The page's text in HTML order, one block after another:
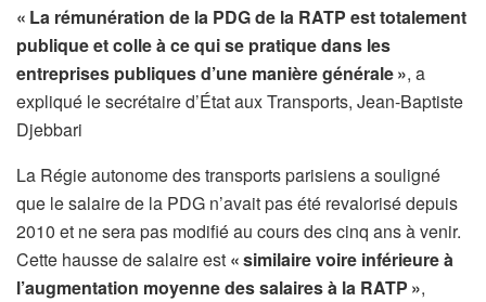
« La rémunération de la PDG de la RATP est totalement
publique et colle à ce qui se pratique dans les
entreprises publiques d’une manière générale », a
expliqué le secrétaire d’État aux Transports, Jean-Baptiste
Djebbari
La Régie autonome des transports parisiens a souligné
que le salaire de la PDG n’avait pas été revalorisé depuis
2010 et ne sera pas modifié au cours des cinq ans à venir.
Cette hausse de salaire est « similaire voire inférieure à
l’augmentation moyenne des salaires à la RATP »,